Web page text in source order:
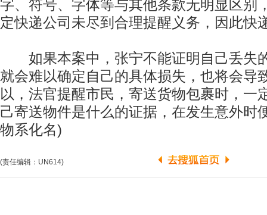
字、符号、字体等与其他条款无明显区别
定快递公司未尽到合理提醒义务，因此快
如果本案中，张宁不能证明自己丢失
就会难以确定自己的具体损失，也将会导
以，法官提醒市民，寄送货物包裹时，一
己寄送物件是什么的证据，在发生意外时
物系化名)
(责任编辑：UN614)